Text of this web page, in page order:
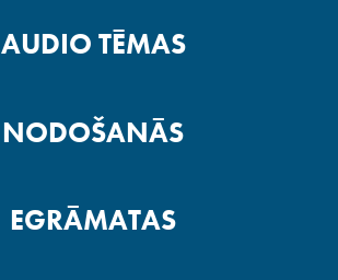
AUDIO TĒMAS
NODOŠANĀS
EGRĀMATAS